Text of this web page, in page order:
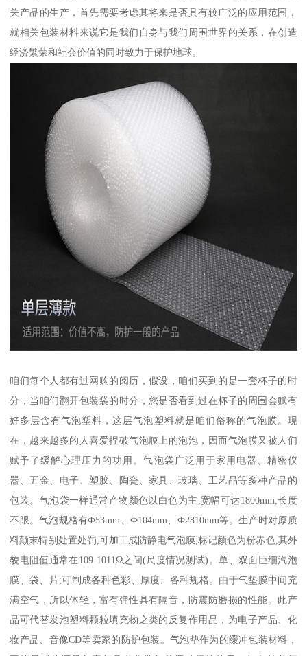
关产品的生产，首先需要考虑其将来是否具有较广泛的应用范围，
就相关包装材料来说它是我们自身与我们周围世界的关系，在创造
经济繁荣和社会价值的同时致力于保护地球。
咱们每个人都有过网购的阅历，假设，咱们买到的是一套杯子的时
分，当咱们翻开包装袋的时分，您是否看到过在杯子的周围会赋有
好多层含有气泡塑料，这层气泡塑料就是咱们俗称的气泡膜。现
在，越来越多的人喜爱捏破气泡膜上的泡泡，因而气泡膜又被人们
赋予了缓解心理压力的功用。气泡袋广泛用于家用电器、精密仪
器、五金、电子、塑胶、陶瓷、家具、玻璃、工艺品等多种产品的
包装。气泡袋一样通常产物颜色以白色为主,宽幅可达1800mm,长度
不限。气泡规格有Ф53mm、Ф104mm、Ф2810mm等。生产时对原质
料颠末特别处置处罚,可加工成防静电气泡膜,标记颜色为粉赤色,其外
貌电阻值通常在109-1011Ω之间(尺度情况测试)。单、双面巨细汽泡
膜、袋、片;可制成各种色彩、厚度、各种规格。由于气垫膜中间充
满空气，所以体轻，富有弹性具有隔音，防震防磨损的性能。此产
品可代替发泡塑料颗粒填充物之类的反复作用品，为电子产品、化
妆产品、音像CD等卖家的防护包装。气泡垫作为的缓冲包装材料，